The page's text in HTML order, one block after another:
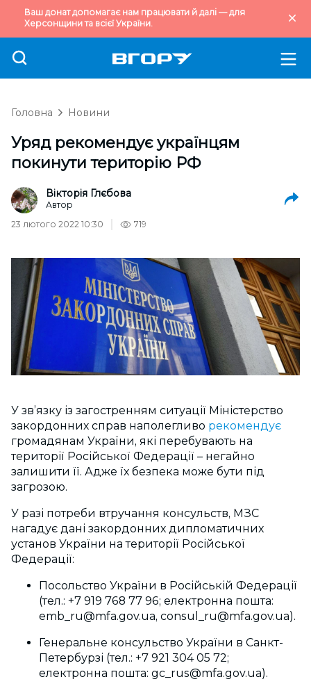
Ваш донат допомагає нам працювати й далі — для
Херсонщини та всієї України.
Головна Новини
Уряд рекомендує українцям
покинути територію РФ
Вікторія Глєбова
Автор
23 лютого 2022 10:30
719
У зв’язку із загостренням ситуації Міністерство
закордонних справ наполегливо рекомендує
громадянам України, які перебувають на
території Російської Федерації – негайно
залишити її. Адже їх безпека може бути під
загрозою.
У разі потреби втручання консульств, МЗС
нагадує дані закордонних дипломатичних
установ України на території Російської
Федерації:
Посольство України в Російській Федерації
(тел.: +7 919 768 77 96; електронна пошта:
emb_ru@mfa.gov.ua, consul_ru@mfa.gov.ua).
Генеральне консульство України в Санкт-
Петербурзі (тел.: +7 921 304 05 72;
електронна пошта: gc_rus@mfa.gov.ua).